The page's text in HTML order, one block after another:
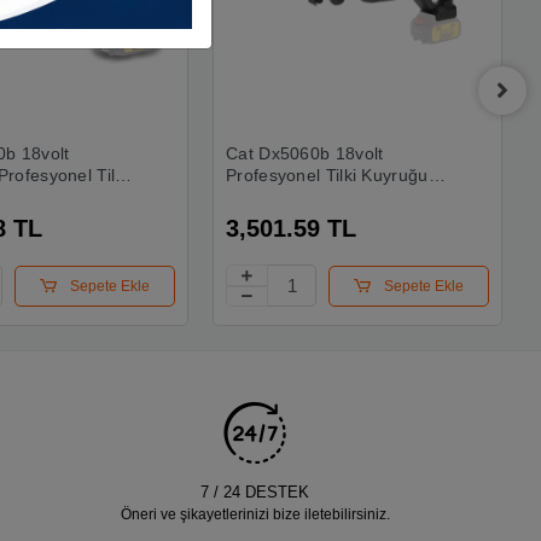
18volt
Tilki
TL
Sepete Ekle
Cat Dx5060b 18volt
Profesyonel Tilki Kuyruğu
3,501.59 TL
Sepete Ekle
7 / 24 DESTEK
Öneri ve şikayetlerinizi bize iletebilirsiniz.